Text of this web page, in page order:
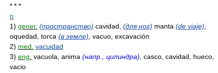
* * *
n
1) gener. (пространство) cavidad, (для ног) manta (de viaje)
oquedad, torca (в земле) , vacuo, excavación
2) med. vacuidad
3) eng. vacuola, anima (напр., цилиндра) , casco, cavidad, hueco,
vacio